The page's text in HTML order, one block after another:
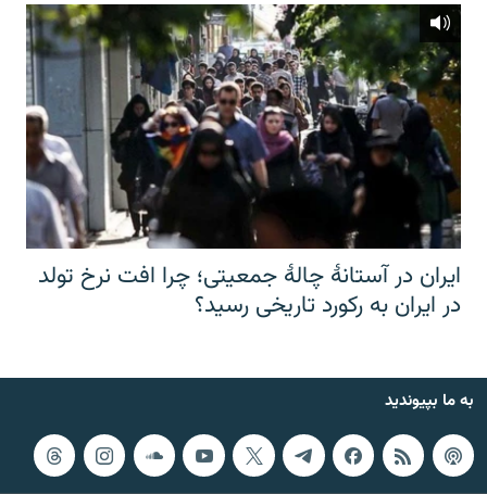
ایران در آستانهٔ چالهٔ جمعیتی؛ چرا افت نرخ تولد
در ایران به رکورد تاریخی رسید؟
به ما بپیوندید